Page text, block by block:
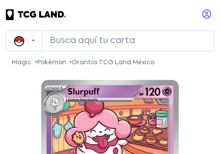
Magic Pokémon Grantia TCG Land México